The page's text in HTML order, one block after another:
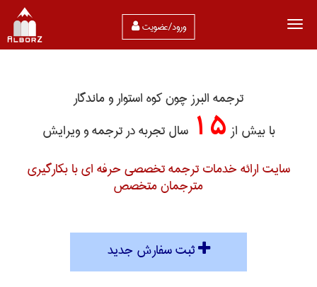
ورود/عضویت
ترجمه البرز چون کوه استوار و ماندگار
با بیش از 15 سال تجربه در ترجمه و ویرایش
سایت ارائه خدمات ترجمه تخصصی حرفه ای با بکارگیری
مترجمان متخصص
ثبت سفارش جدید